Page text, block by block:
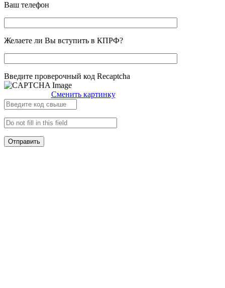
Ваш телефон
Желаете ли Вы вступить в КПРФ?
Введите проверочный код Recaptcha
Сменить картинку